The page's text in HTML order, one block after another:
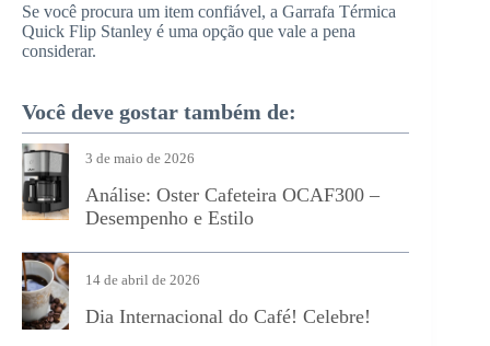
Se você procura um item confiável, a Garrafa Térmica
Quick Flip Stanley é uma opção que vale a pena
considerar.
Você deve gostar também de:
Análise: Oster Cafeteira OCAF300 –
Desempenho e Estilo
3 de maio de 2026
Dia Internacional do Café! Celebre!
14 de abril de 2026